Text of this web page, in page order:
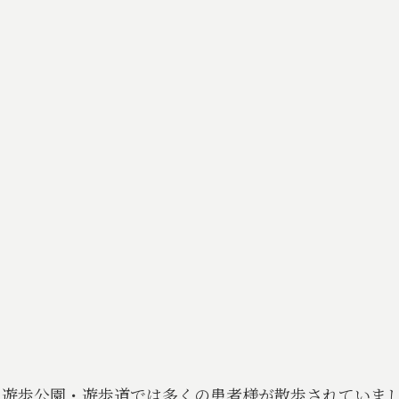
遊歩公園・遊歩道では多くの患者様が散歩されていま